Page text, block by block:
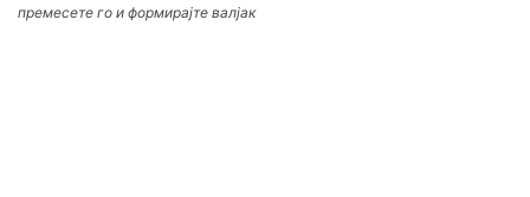
премесете го и формирајте валјак